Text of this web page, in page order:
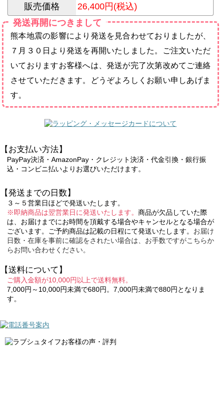
販売価格
26,400円(税込)
発送再開につきまして
熊本地震の影響により発送を見合わせておりましたが、
７月３０日より発送を再開いたしました。ご注文いただ
いておりますお客様へは、発送が完了次第改めてご連絡
させていただきます。どうぞよろしくお願い申しあげま
す。
【お支払い方法】
PayPay決済・AmazonPay・クレジット決済・代金引換・銀行振
込・コンビニ払いよりお選びいただけます。
【発送までの日数】
３～５営業日ほどで発送いたします。
※即納商品は翌営業日に発送いたします。 商品が欠品していた際
は、お届けまでにお時間を頂戴する場合やキャンセルとなる場合が
ございます。ご予約商品は記載の日程にて発送いたします。 お届け
日数・在庫を事前に確認をされたい場合は、お手数ですがこちらか
らお問い合わせください。
【送料について】
ご購入金額が10,000円以上で送料無料。
7,000円～10,000円未満で680円。7,000円未満で880円となりま
す。